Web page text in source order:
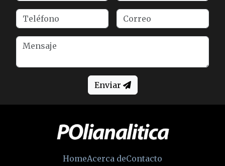
Enviar
HomeAcerca deContacto